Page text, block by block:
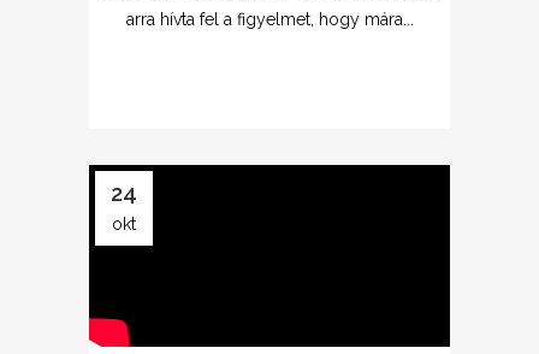
arra hívta fel a figyelmet, hogy mára...
24
okt